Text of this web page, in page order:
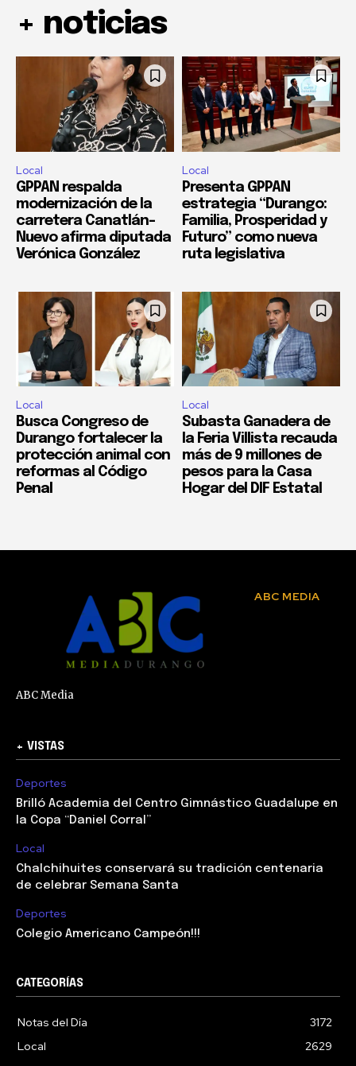
+ noticias
Local
GPPAN respalda
modernización de la
carretera Canatlán–
Nuevo afirma diputada
Verónica González
Local
Presenta GPPAN
estrategia “Durango:
Familia, Prosperidad y
Futuro” como nueva
ruta legislativa
Local
Busca Congreso de
Durango fortalecer la
protección animal con
reformas al Código
Penal
Local
Subasta Ganadera de
la Feria Villista recauda
más de 9 millones de
pesos para la Casa
Hogar del DIF Estatal
ABC MEDIA
ABC Media
+ VISTAS
Deportes
Brilló Academia del Centro Gimnástico Guadalupe en
la Copa “Daniel Corral”
Local
Chalchihuites conservará su tradición centenaria
de celebrar Semana Santa
Deportes
Colegio Americano Campeón!!!
CATEGORÍAS
Notas del Día
3172
Local
2629